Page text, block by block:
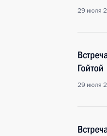
29 июля
Гойтой
29 июля